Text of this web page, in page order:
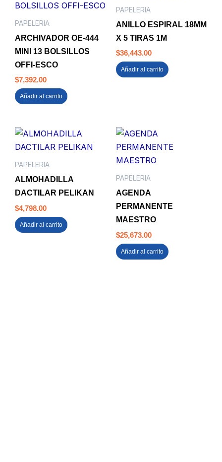
PAPELERIA
ARCHIVADOR OE-444
MINI 13 BOLSILLOS
OFFI-ESCO
$7,392.00
Añadir al carrito
PAPELERIA
ANILLO ESPIRAL 18MM
X 5 TIRAS 1M
$36,443.00
Añadir al carrito
PAPELERIA
ALMOHADILLA
DACTILAR PELIKAN
$4,798.00
Añadir al carrito
PAPELERIA
AGENDA
PERMANENTE
MAESTRO
$25,673.00
Añadir al carrito